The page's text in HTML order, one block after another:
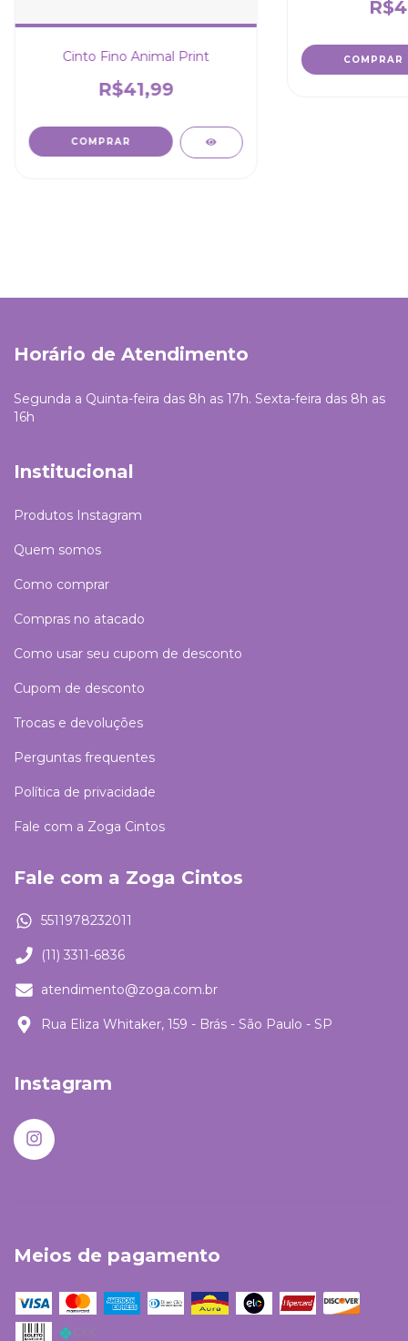
Cinto Fino Animal Print
R$41,99
COMPRAR
COMPRAR
Horário de Atendimento
Segunda a Quinta-feira das 8h as 17h. Sexta-feira das 8h as
16h
Institucional
Produtos Instagram
Quem somos
Como comprar
Compras no atacado
Como usar seu cupom de desconto
Cupom de desconto
Trocas e devoluções
Perguntas frequentes
Política de privacidade
Fale com a Zoga Cintos
Fale com a Zoga Cintos
5511978232011
(11) 3311-6836
atendimento@zoga.com.br
Rua Eliza Whitaker, 159 - Brás - São Paulo - SP
Instagram
Meios de pagamento